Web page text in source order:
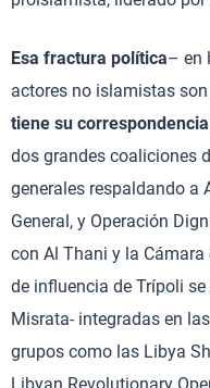
Esa fractura política– en
actores no islamistas
tiene su
dos grandes coaliciones
generales respaldando a
General, y Operación
con Al Thani y la Cámara
de influencia de Trípoli
Misrata- integradas en
grupos como las Libya